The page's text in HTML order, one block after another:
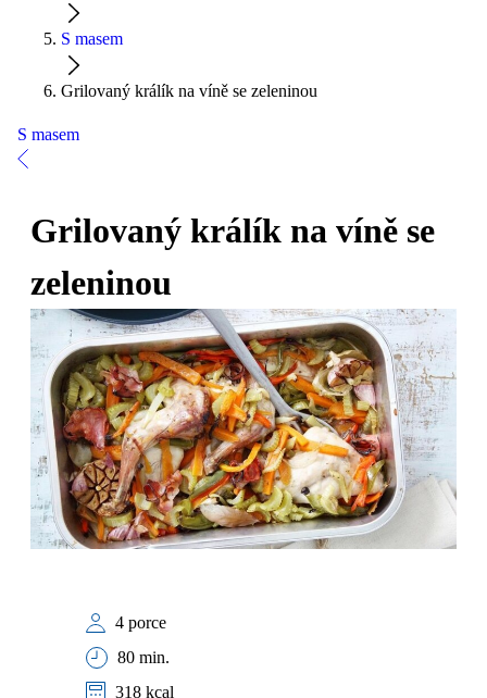
S masem
Grilovaný králík na víně se zeleninou
S masem
Grilovaný králík na víně se
zeleninou
4 porce
80 min.
318 kcal